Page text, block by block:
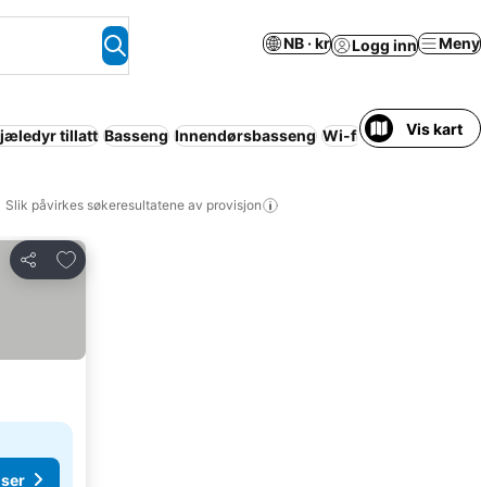
NB · kr Logg inn Meny
tillatt Basseng Innendørsbasseng Wi-fi Leilighetshotell
Vis kart
Slik påvirkes søkeresultatene av provisjon
Del
Legg til i favoritter